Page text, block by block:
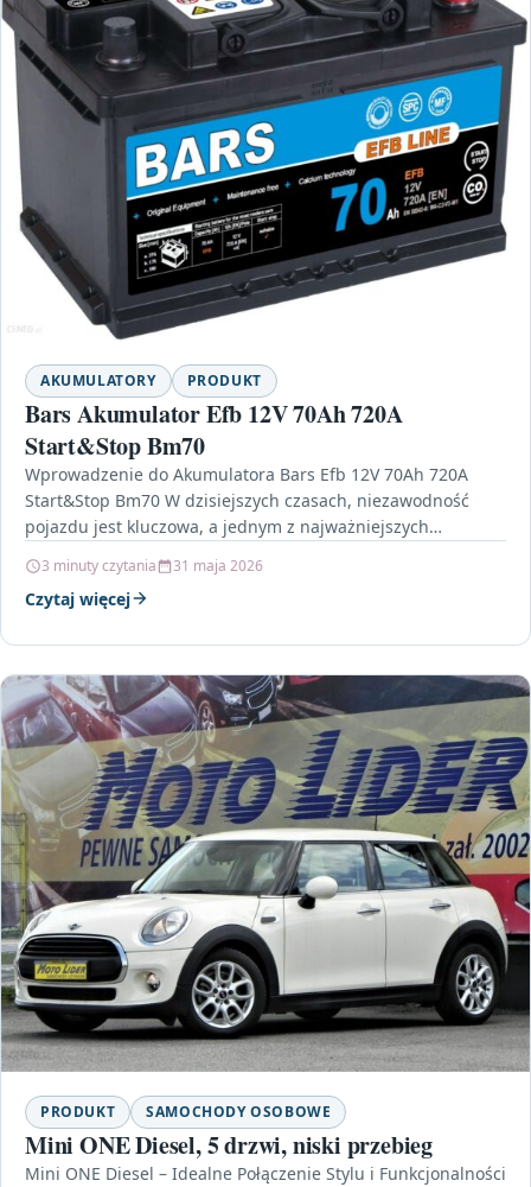
AKUMULATORY PRODUKT
Bars Akumulator Efb 12V 70Ah 720A
Start&Stop Bm70
Wprowadzenie do Akumulatora Bars Efb 12V 70Ah 720A
Start&Stop Bm70 W dzisiejszych czasach, niezawodność
pojazdu jest kluczowa, a jednym z najważniejszych
3 minuty czytania 31 maja 2026
Czytaj więcej
PRODUKT SAMOCHODY OSOBOWE
Mini ONE Diesel, 5 drzwi, niski przebieg
Mini ONE Diesel – Idealne Połączenie Stylu i Funkcjonalności